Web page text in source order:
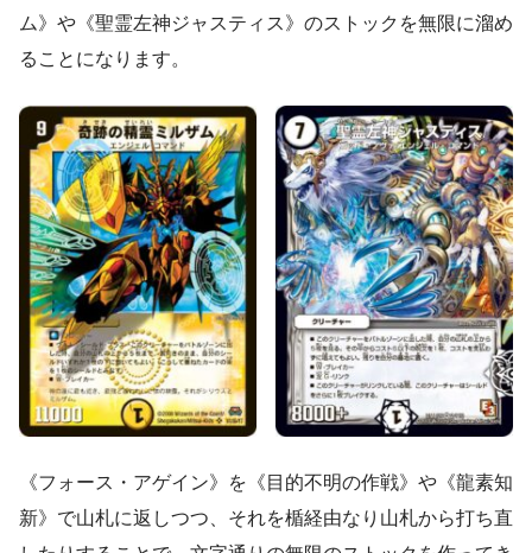
ム》や《聖霊左神ジャスティス》のストックを無限に溜め
ることになります。
《フォース・アゲイン》を《目的不明の作戦》や《龍素知
新》で山札に返しつつ、それを楯経由なり山札から打ち直